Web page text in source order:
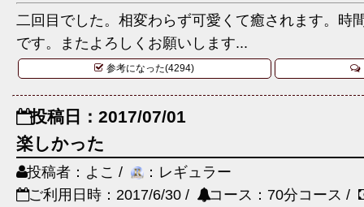
二回目でした。相変わらず可愛くて癒されます。時
です。またよろしくお願いします...
参考になった(4294)
投稿日：2017/07/01
楽しかった
投稿者：よこ /
：レギュラー
ご利用日時：2017/6/30 /
コース：70分コース /